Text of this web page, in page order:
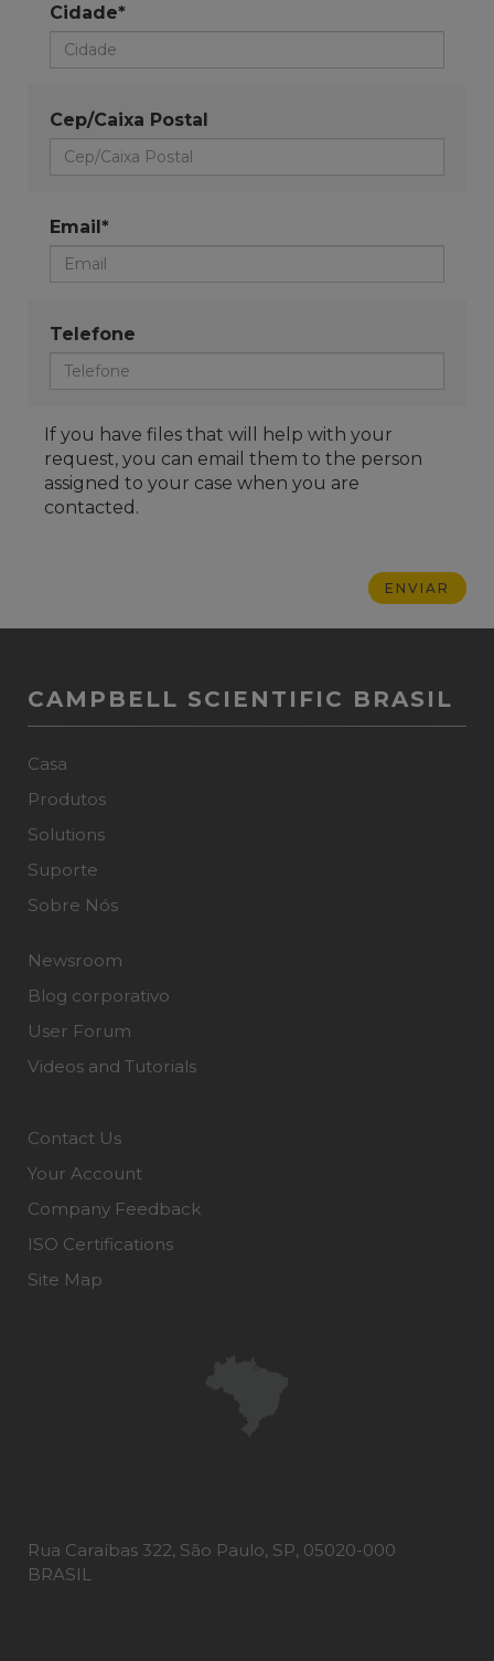
Cidade*
Cep/Caixa Postal
Email*
Telefone
If you have files that will help with your
request, you can email them to the person
assigned to your case when you are
contacted.
CAMPBELL SCIENTIFIC BRASIL
Casa
Produtos
Solutions
Suporte
Sobre Nós
Newsroom
Blog corporativo
User Forum
Videos and Tutorials
Contact Us
Your Account
Company Feedback
ISO Certifications
Site Map
Rua Caraíbas 322, São Paulo, SP, 05020-000
BRASIL